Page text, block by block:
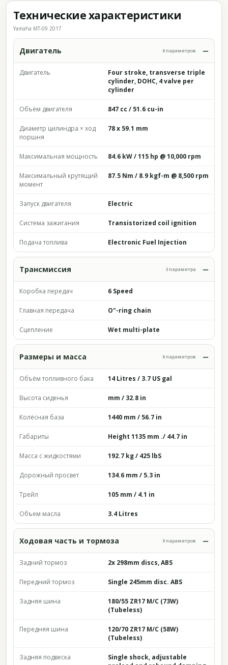
Технические характеристики
Yamaha MT-09 2017
Двигатель 8 параметров
Двигатель
Four stroke, transverse triple
cylinder, DOHC, 4 valve per
cylinder
Объём двигателя 847 cc / 51.6 cu-in
Диаметр цилиндра × ход
поршня
78 x 59.1 mm
Максимальная мощность 84.6 kW / 115 hp @ 10,000 rpm
Максимальный крутящий
момент
87.5 Nm / 8.9 kgf-m @ 8,500 rpm
Запуск двигателя Electric
Система зажигания Transistorized coil ignition
Подача топлива Electronic Fuel Injection
Трансмиссия 3 параметра
Коробка передач 6 Speed
Главная передача O"-ring chain
Сцепление Wet multi-plate
Размеры и масса 8 параметров
Объём топливного бака 14 Litres / 3.7 US gal
Высота сиденья mm / 32.8 in
Колёсная база 1440 mm / 56.7 in
Габариты Height 1135 mm ./ 44.7 in
Масса с жидкостями 192.7 kg / 425 lbS
Дорожный просвет 134.6 mm / 5.3 in
Трейл 105 mm / 4.1 in
Объем масла 3.4 Litres
Ходовая часть и тормоза 9 параметров
Задний тормоз 2x 298mm discs, ABS
Передний тормоз Single 245mm disc. ABS
Задняя шина
180/55 ZR17 M/C (73W)
(Tubeless)
Передняя шина
120/70 ZR17 M/C (58W)
(Tubeless)
Задняя подвеска
Single shock, adjustable